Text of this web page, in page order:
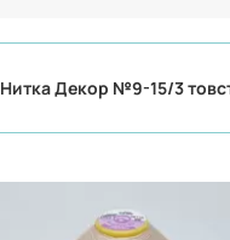
Нитка Декор №9-15/3
Туреччина
100% CF nylon